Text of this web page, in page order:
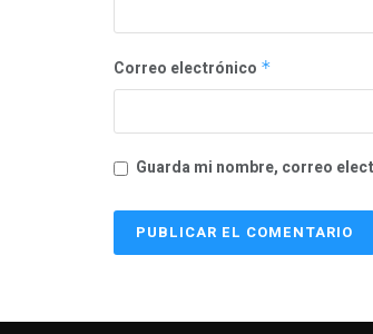
Correo electrónico *
Guarda mi nombre, correo